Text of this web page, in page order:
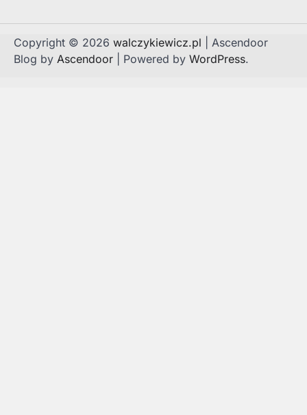
Copyright © 2026 walczykiewicz.pl | Ascendoor
Blog by Ascendoor | Powered by WordPress.